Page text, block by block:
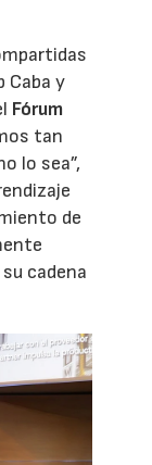
Caba y
Fórum
tan
lo sea”,
de
cadena